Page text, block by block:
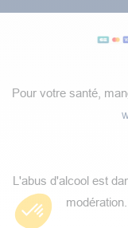
Pour votre santé,
​L'abus d'alcool est